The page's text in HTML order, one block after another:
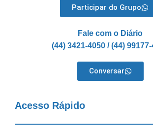
Participar do Grupo
Fale com o Diário
(44) 3421-4050 / (44)
Conversar
Acesso Rápido